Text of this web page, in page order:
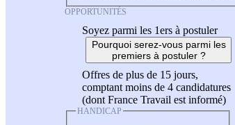
OPPORTUNITÉS
Soyez parmi les 1ers à postuler
Pourquoi serez-vous parmi les
premiers à postuler ?
Offres de plus de 15 jours,
comptant moins de 4 candidatures
(dont France Travail est informé)
HANDICAP